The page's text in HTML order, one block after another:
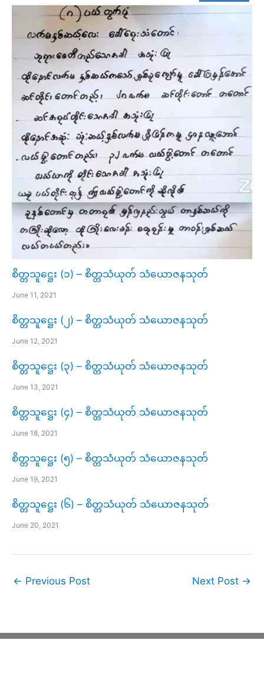
စိတ္တသူဋ္ဌေး (၁) – စိတ္တသံယုတ် သံယောဇနသုတ်
June 11, 2021
စိတ္တသူဋ္ဌေး (၂) – စိတ္တသံယုတ် သံယောဇနသုတ်
June 12, 2021
စိတ္တသူဋ္ဌေး (၃) – စိတ္တသံယုတ် သံယောဇနသုတ်
June 13, 2021
စိတ္တသူဋ္ဌေး (၄) – စိတ္တသံယုတ် သံယောဇနသုတ်
June 18, 2021
စိတ္တသူဋ္ဌေး (၅) – စိတ္တသံယုတ် သံယောဇနသုတ်
June 19, 2021
စိတ္တသူဋ္ဌေး (၆) – စိတ္တသံယုတ် သံယောဇနသုတ်
June 20, 2021
← Previous Post Next Post →